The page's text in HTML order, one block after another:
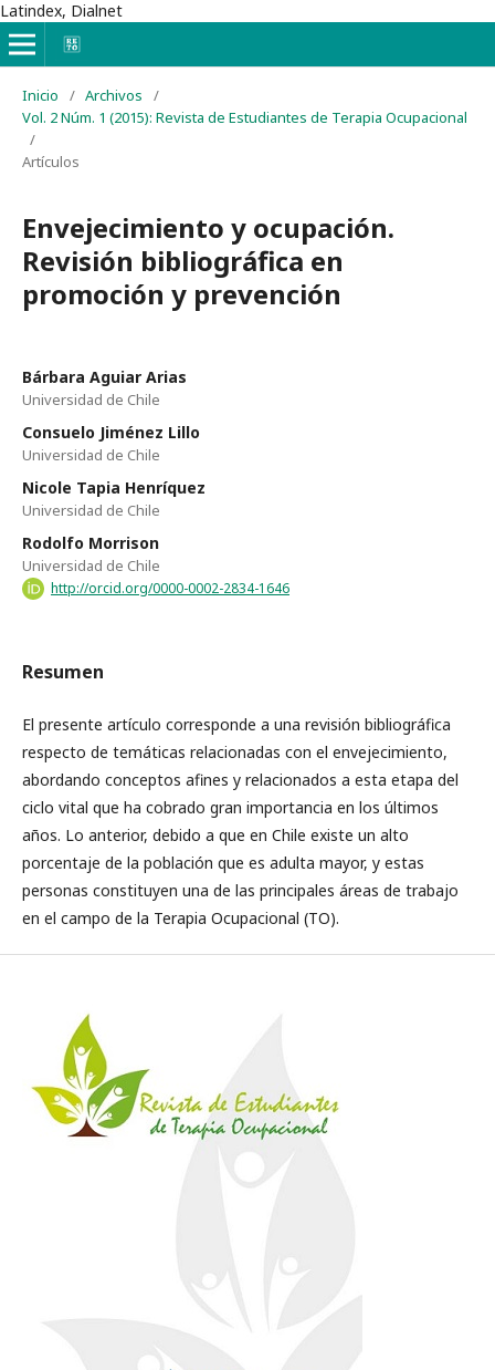
Latindex, Dialnet
Inicio / Archivos
/
Vol. 2 Núm. 1 (2015): Revista de Estudiantes de Terapia Ocupacional
/
Artículos
Envejecimiento y ocupación.
Revisión bibliográfica en
promoción y prevención
Bárbara Aguiar Arias
Universidad de Chile
Consuelo Jiménez Lillo
Universidad de Chile
Nicole Tapia Henríquez
Universidad de Chile
Rodolfo Morrison
Universidad de Chile
http://orcid.org/0000-0002-2834-1646
Resumen
El presente artículo corresponde a una revisión bibliográfica
respecto de temáticas relacionadas con el envejecimiento,
abordando conceptos afines y relacionados a esta etapa del
ciclo vital que ha cobrado gran importancia en los últimos
años. Lo anterior, debido a que en Chile existe un alto
porcentaje de la población que es adulta mayor, y estas
personas constituyen una de las principales áreas de trabajo
en el campo de la Terapia Ocupacional (TO).